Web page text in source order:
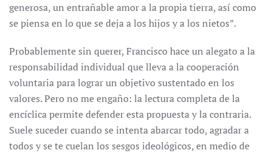
generosa, un entrañable amor a la propia tierra, así como
se piensa en lo que se deja a los hijos y a los nietos”.
Probablemente sin querer, Francisco hace un alegato a la
responsabilidad individual que lleva a la cooperación
voluntaria para lograr un objetivo sustentado en los
valores. Pero no me engaño: la lectura completa de la
encíclica permite defender esta propuesta y la contraria.
Suele suceder cuando se intenta abarcar todo, agradar a
todos y se te cuelan los sesgos ideológicos, en medio de